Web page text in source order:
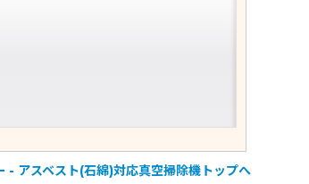
アスベスト(石綿)対応真空掃除機トップへ